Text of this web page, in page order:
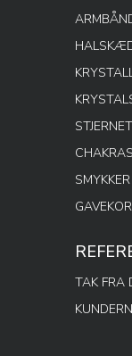
TAK FRA